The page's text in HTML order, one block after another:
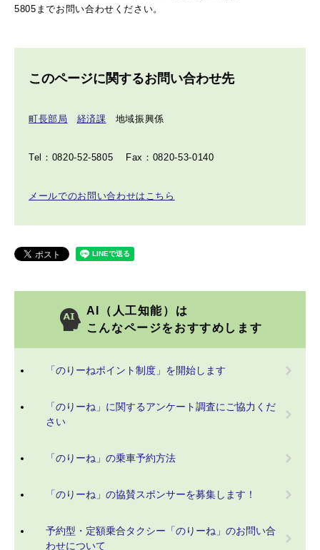
5805までお問い合わせください。
このページに関するお問い合わせ先
町長部局 経済課 地域振興係
Tel：0820-52-5805 Fax：0820-53-0140
メールでのお問い合わせはこちら
AI（人工知能）は
こんなページをおすすめします
「のりーねポイント制度」を開始します
「のりーね」に関するアンケート調査にご協力くだ
さい
「のりーね」の乗車予約方法
「のりーね」の協賛スポンサーを募集します！
予約型・定額乗合タクシー「のりーね」のお問い合
わせについて